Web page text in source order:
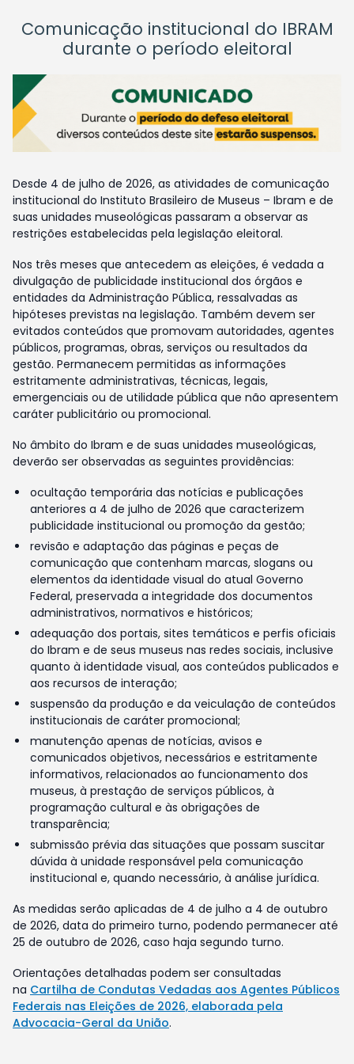
Comunicação institucional do IBRAM
durante o período eleitoral
Desde 4 de julho de 2026, as atividades de comunicação
institucional do Instituto Brasileiro de Museus – Ibram e de
suas unidades museológicas passaram a observar as
restrições estabelecidas pela legislação eleitoral.
Nos três meses que antecedem as eleições, é vedada a
divulgação de publicidade institucional dos órgãos e
entidades da Administração Pública, ressalvadas as
hipóteses previstas na legislação. Também devem ser
evitados conteúdos que promovam autoridades, agentes
públicos, programas, obras, serviços ou resultados da
gestão. Permanecem permitidas as informações
estritamente administrativas, técnicas, legais,
emergenciais ou de utilidade pública que não apresentem
caráter publicitário ou promocional.
No âmbito do Ibram e de suas unidades museológicas,
deverão ser observadas as seguintes providências:
ocultação temporária das notícias e publicações
anteriores a 4 de julho de 2026 que caracterizem
publicidade institucional ou promoção da gestão;
revisão e adaptação das páginas e peças de
comunicação que contenham marcas, slogans ou
elementos da identidade visual do atual Governo
Federal, preservada a integridade dos documentos
administrativos, normativos e históricos;
adequação dos portais, sites temáticos e perfis oficiais
do Ibram e de seus museus nas redes sociais, inclusive
quanto à identidade visual, aos conteúdos publicados e
aos recursos de interação;
suspensão da produção e da veiculação de conteúdos
institucionais de caráter promocional;
manutenção apenas de notícias, avisos e
comunicados objetivos, necessários e estritamente
informativos, relacionados ao funcionamento dos
museus, à prestação de serviços públicos, à
programação cultural e às obrigações de
transparência;
submissão prévia das situações que possam suscitar
dúvida à unidade responsável pela comunicação
institucional e, quando necessário, à análise jurídica.
As medidas serão aplicadas de 4 de julho a 4 de outubro
de 2026, data do primeiro turno, podendo permanecer até
25 de outubro de 2026, caso haja segundo turno.
Orientações detalhadas podem ser consultadas
na Cartilha de Condutas Vedadas aos Agentes Públicos
Federais nas Eleições de 2026, elaborada pela
Advocacia-Geral da União.